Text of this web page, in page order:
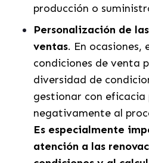
producción o
Personalización de
ventas. En ocasiones,
condiciones de venta
diversidad de
gestionar con
negativamente al
Es especialmente
atención a las